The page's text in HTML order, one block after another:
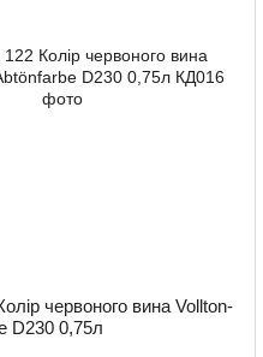
червоного вина Vollton-
D230 0,75л